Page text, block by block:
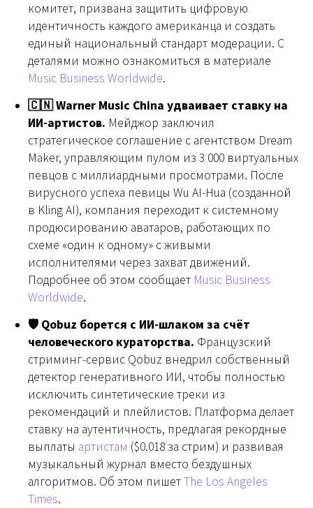
комитет, призвана защитить цифровую
идентичность каждого американца и создать
единый национальный стандарт модерации. С
деталями можно ознакомиться в материале
Music Business Worldwide.
🇨🇳 Warner Music China удваивает ставку на
ИИ-артистов. Мейджор заключил
стратегическое соглашение с агентством Dream
Maker, управляющим пулом из 3 000 виртуальных
певцов с миллиардными просмотрами. После
вирусного успеха певицы Wu AI-Hua (созданной
в Kling AI), компания переходит к системному
продюсированию аватаров, работающих по
схеме «один к одному» с живыми
исполнителями через захват движений.
Подробнее об этом сообщает Music Business
Worldwide.
🛡 Qobuz борется с ИИ-шлаком за счёт
человеческого кураторства. Французский
стриминг-сервис Qobuz внедрил собственный
детектор генеративного ИИ, чтобы полностью
исключить синтетические треки из
рекомендаций и плейлистов. Платформа делает
ставку на аутентичность, предлагая рекордные
выплаты артистам ($0.018 за стрим) и развивая
музыкальный журнал вместо бездушных
алгоритмов. Об этом пишетThe Los Angeles
Times.